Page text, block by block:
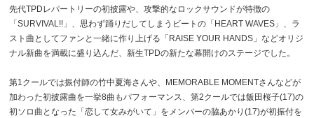
先代TPDレパートリーの初披露や、攻撃的なロックサウンドが特徴の
「SURVIVAL!!」、思わず踊りだしてしまうビートの「HEART WAVES」、ラ
スト曲としてファンと一緒に作り上げる「RAISE YOUR HANDS」などオリジ
ナル新曲を満載に盛り込んだ、新生TPDの新たな幕開けのステージでした。
第1クールでは振付師の竹中夏海さんや、MEMORABLE MOMENTさんなどが
加わった初披露曲を一挙8曲もパフォーマンス、第2クールでは飯田桜子(17)の
初ソロ曲となった「恋して女みがいて」をメンバーの脇あかり(17)が初振付を